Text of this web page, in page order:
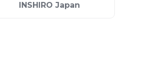
INSHIRO Japan